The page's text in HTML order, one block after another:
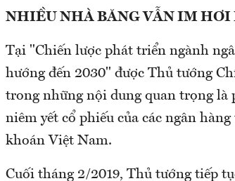
NHIỀU NHÀ BĂNG VẪN IM HƠI
Tại "Chiến lược phát triển ngành
hướng đến 2030" được Thủ tướng
trong những nội dung quan trọng là
niêm yết cổ phiếu của các ngân
khoán Việt Nam.
Cuối tháng 2/2019, Thủ tướng tiếp